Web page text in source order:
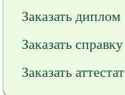
Заказать диплом
Заказать справку
Заказать аттестат